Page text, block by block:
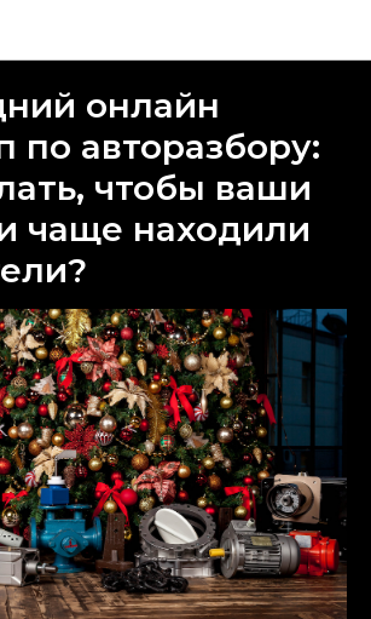
онлайн
по авторазбору:
чтобы ваши
чаще находили